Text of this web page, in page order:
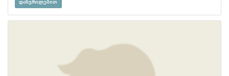
დაწვრილებით